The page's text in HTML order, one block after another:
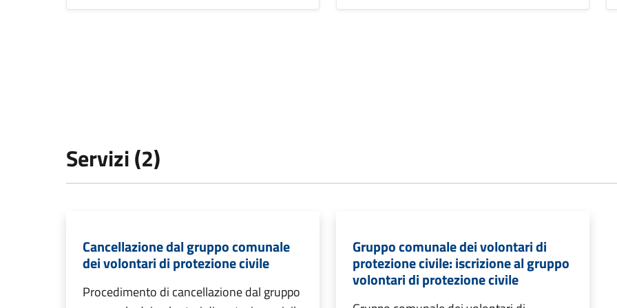
Servizi (2)
Cancellazione dal gruppo comunale
dei volontari di protezione civile
Procedimento di cancellazione dal gruppo
Gruppo comunale dei volontari di
protezione civile: iscrizione al gruppo
volontari di protezione civile